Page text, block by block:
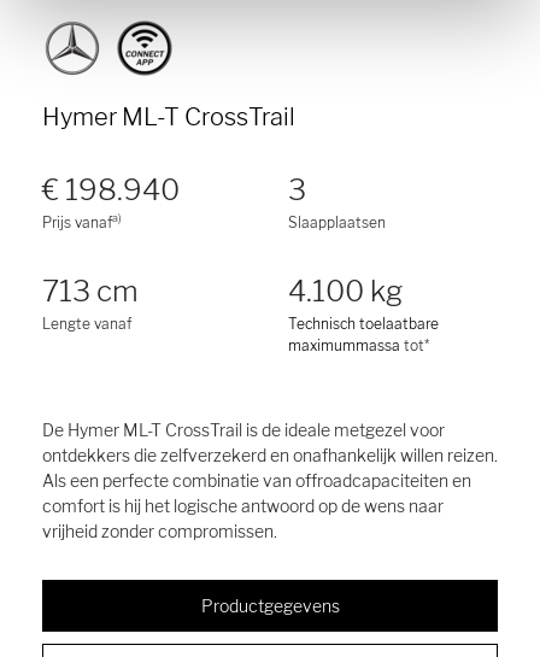
Hymer ML-T CrossTrail
€ 198.940
Prijs vanafa)
3
Slaapplaatsen
713 cm
Lengte vanaf
4.100 kg
Technisch toelaatbare
maximummassa tot*
De Hymer ML-T CrossTrail is de ideale metgezel voor
ontdekkers die zelfverzekerd en onafhankelijk willen reizen.
Als een perfecte combinatie van offroadcapaciteiten en
comfort is hij het logische antwoord op de wens naar
vrijheid zonder compromissen.
Productgegevens